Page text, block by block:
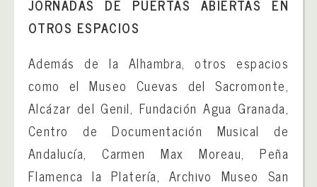
JORNADAS DE PUERTAS ABIERTAS EN
OTROS ESPACIOS
Además de la Alhambra, otros espacios
como el Museo Cuevas del Sacromonte,
Alcázar del Genil, Fundación Agua Granada,
Centro de Documentación Musical de
Andalucía, Carmen Max Moreau, Peña
Flamenca la Platería, Archivo Museo San